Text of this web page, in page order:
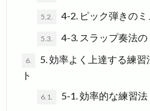
5.2. 4-2. ピック弾きのミ
5.3. 4-3. スラップ奏法の
6.
5. 効率よく上達する練
ト
6.1. 5-1. 効率的な練習法